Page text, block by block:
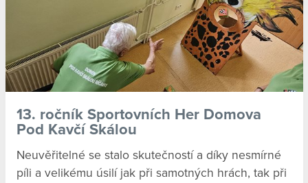
13. ročník Sportovních Her Domova
Pod Kavčí Skálou
Neuvěřitelné se stalo skutečností a díky nesmírné
píli a velikému úsilí jak při samotných hrách, tak při